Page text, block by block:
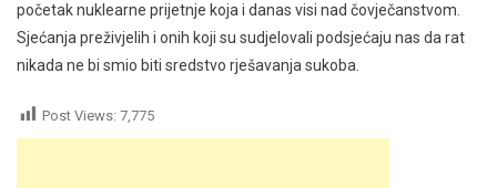
početak nuklearne prijetnje koja i danas visi nad čovječanstvom.
Sjećanja preživjelih i onih koji su sudjelovali podsjećaju nas da rat
nikada ne bi smio biti sredstvo rješavanja sukoba.
Post Views: 7,775